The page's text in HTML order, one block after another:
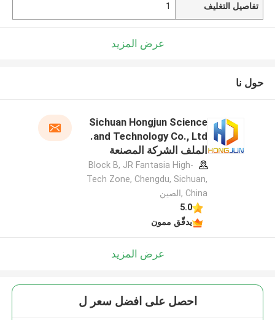
تفاصيل التغليف 1
عرض المزيد
حول نا
Sichuan Hongjun Science
and Technology Co., Ltd.
الملف الشركة المصنعة
Block B, JR Fantasia High-
Tech Zone, Chengdu, Sichuan,
China ,الصين
5.0
يدقّق ممون
عرض المزيد
احصل على افضل سعر ل